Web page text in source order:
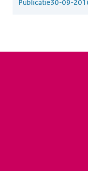
Publicatie30-09-